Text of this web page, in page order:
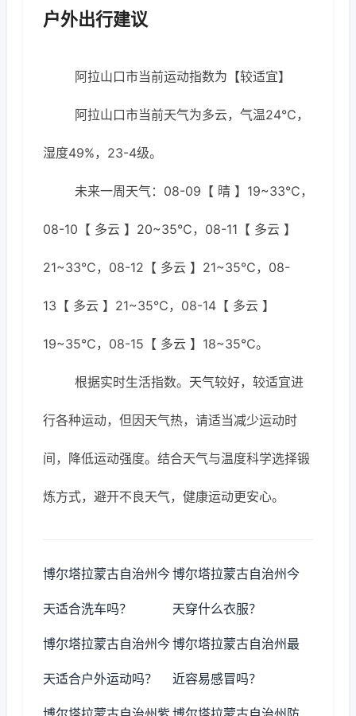
户外出行建议
阿拉山口市当前运动指数为【较适宜】
阿拉山口市当前天气为多云，气温24℃，
湿度49%，23-4级。
未来一周天气：08-09【 晴 】19~33℃，
08-10【 多云 】20~35℃，08-11【 多云 】
21~33℃，08-12【 多云 】21~35℃，08-
13【 多云 】21~35℃，08-14【 多云 】
19~35℃，08-15【 多云 】18~35℃。
根据实时生活指数。天气较好，较适宜进
行各种运动，但因天气热，请适当减少运动时
间，降低运动强度。结合天气与温度科学选择锻
炼方式，避开不良天气，健康运动更安心。
博尔塔拉蒙古自治州今
天适合洗车吗？
博尔塔拉蒙古自治州今
天穿什么衣服？
博尔塔拉蒙古自治州今
天适合户外运动吗？
博尔塔拉蒙古自治州最
近容易感冒吗？